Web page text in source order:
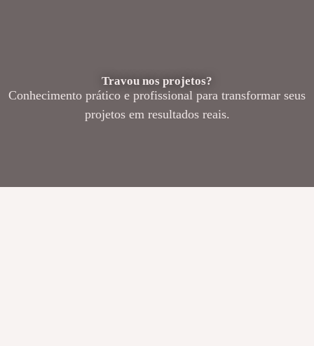
Travou nos projetos?
Conhecimento prático e profissional para transformar seus
projetos em resultados reais.